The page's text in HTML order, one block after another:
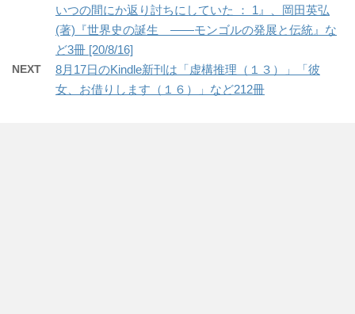
いつの間にか返り討ちにしていた ： 1』、岡田英弘
(著)『世界史の誕生 ――モンゴルの発展と伝統』な
ど3冊 [20/8/16]
NEXT
8月17日のKindle新刊は「虚構推理（１３）」「彼
女、お借りします（１６）」など212冊